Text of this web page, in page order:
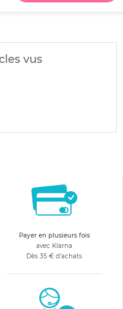
vus
Payer en plusieurs fois
avec Klarna
Dès 35 € d'achats